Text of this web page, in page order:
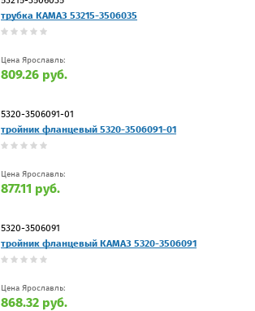
трубка КАМАЗ 53215-3506035
Цена Ярославль:
809.26 руб.
5320-3506091-01
тройник фланцевый 5320-3506091-01
Цена Ярославль:
877.11 руб.
5320-3506091
тройник фланцевый КАМАЗ 5320-3506091
Цена Ярославль:
868.32 руб.